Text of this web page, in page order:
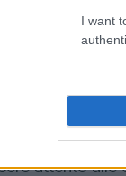
I want
sia
le
In
uno
attento